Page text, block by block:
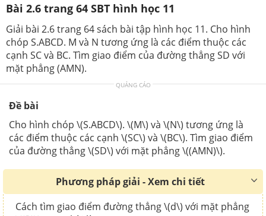
Bài 2.6 trang 64 SBT hình học 11
Giải bài 2.6 trang 64 sách bài tập hình học 11. Cho hình
chóp S.ABCD. M và N tương ứng là các điểm thuộc các
cạnh SC và BC. Tìm giao điểm của đường thẳng SD với
mặt phẳng (AMN).
QUẢNG CÁO
Đề bài
Cho hình chóp \(S.ABCD\). \(M\) và \(N\) tương ứng là
các điểm thuộc các cạnh \(SC\) và \(BC\). Tìm giao điểm
của đường thẳng \(SD\) với mặt phẳng \((AMN)\).
Phương pháp giải - Xem chi tiết
Cách tìm giao điểm đường thẳng \(d\) với mặt phẳng